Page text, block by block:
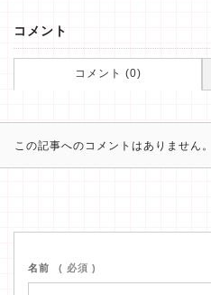
コメント
コメント (0)
この記事へのコメントはありません。
名前 ( 必須 )